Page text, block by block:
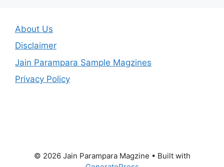
About Us
Disclaimer
Jain Parampara Sample Magzines
Privacy Policy
© 2026 Jain Parampara Magzine • Built with